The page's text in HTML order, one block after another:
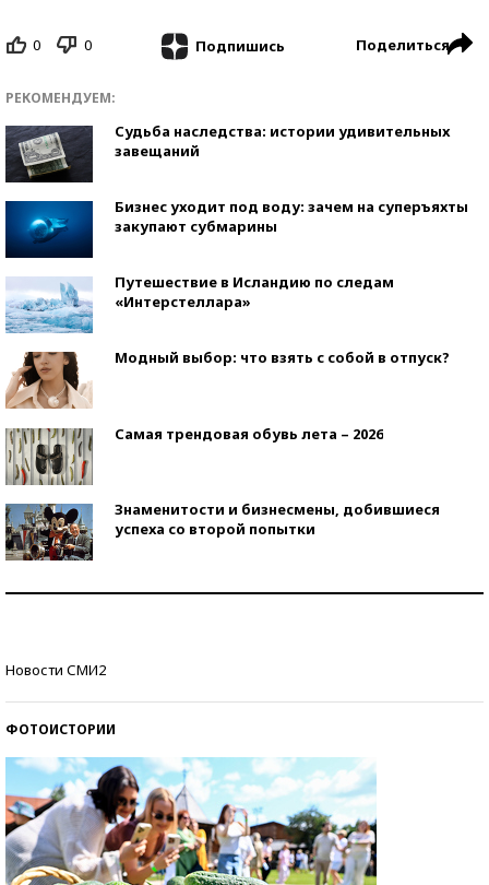
0 0 Подпишись Поделиться
РЕКОМЕНДУЕМ:
Судьба наследства: истории удивительных
завещаний
Бизнес уходит под воду: зачем на суперъяхты
закупают субмарины
Путешествие в Исландию по следам
«Интерстеллара»
Модный выбор: что взять с собой в отпуск?
Самая трендовая обувь лета – 2026
Знаменитости и бизнесмены, добившиеся
успеха со второй попытки
Новости СМИ2
ФОТОИСТОРИИ